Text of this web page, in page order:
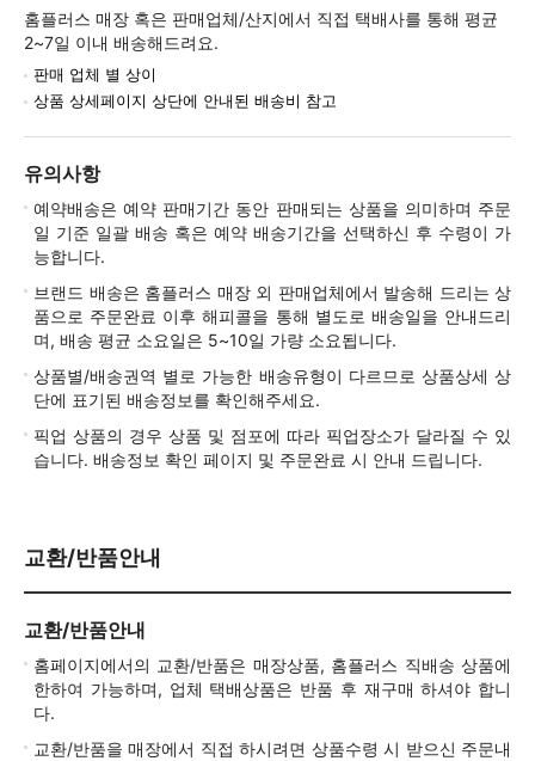
홈플러스 매장 혹은 판매업체/산지에서 직접 택배사를 통해 평균
2~7일 이내 배송해드려요.
판매 업체 별 상이
상품 상세페이지 상단에 안내된 배송비 참고
유의사항
예약배송은 예약 판매기간 동안 판매되는 상품을 의미하며 주문
일 기준 일괄 배송 혹은 예약 배송기간을 선택하신 후 수령이 가
능합니다.
브랜드 배송은 홈플러스 매장 외 판매업체에서 발송해 드리는 상
품으로 주문완료 이후 해피콜을 통해 별도로 배송일을 안내드리
며, 배송 평균 소요일은 5~10일 가량 소요됩니다.
상품별/배송권역 별로 가능한 배송유형이 다르므로 상품상세 상
단에 표기된 배송정보를 확인해주세요.
픽업 상품의 경우 상품 및 점포에 따라 픽업장소가 달라질 수 있
습니다. 배송정보 확인 페이지 및 주문완료 시 안내 드립니다.
교환/반품안내
교환/반품안내
홈페이지에서의 교환/반품은 매장상품, 홈플러스 직배송 상품에
한하여 가능하며, 업체 택배상품은 반품 후 재구매 하셔야 합니
다.
교환/반품을 매장에서 직접 하시려면 상품수령 시 받으신 주문내